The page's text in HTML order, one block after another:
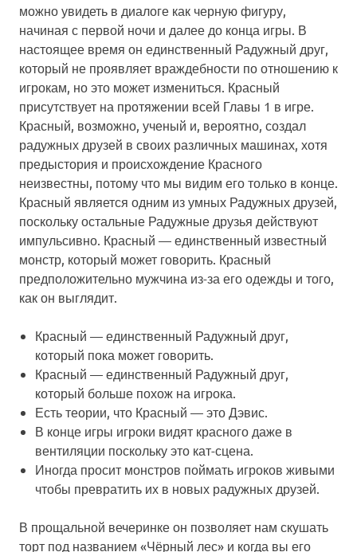
можно увидеть в диалоге как черную фигуру,
начиная с первой ночи и далее до конца игры. В
настоящее время он единственный Радужный друг,
который не проявляет враждебности по отношению к
игрокам, но это может измениться. Красный
присутствует на протяжении всей Главы 1 в игре.
Красный, возможно, ученый и, вероятно, создал
радужных друзей в своих различных машинах, хотя
предыстория и происхождение Красного
неизвестны, потому что мы видим его только в конце.
Красный является одним из умных Радужных друзей,
поскольку остальные Радужные друзья действуют
импульсивно. Красный — единственный известный
монстр, который может говорить. Красный
предположительно мужчина из-за его одежды и того,
как он выглядит.
Красный — единственный Радужный друг,
который пока может говорить.
Красный — единственный Радужный друг,
который больше похож на игрока.
Есть теории, что Красный — это Дэвис.
В конце игры игроки видят красного даже в
вентиляции поскольку это кат-сцена.
Иногда просит монстров поймать игроков живыми
чтобы превратить их в новых радужных друзей.
В прощальной вечеринке он позволяет нам скушать
торт под названием «Чёрный лес» и когда вы его